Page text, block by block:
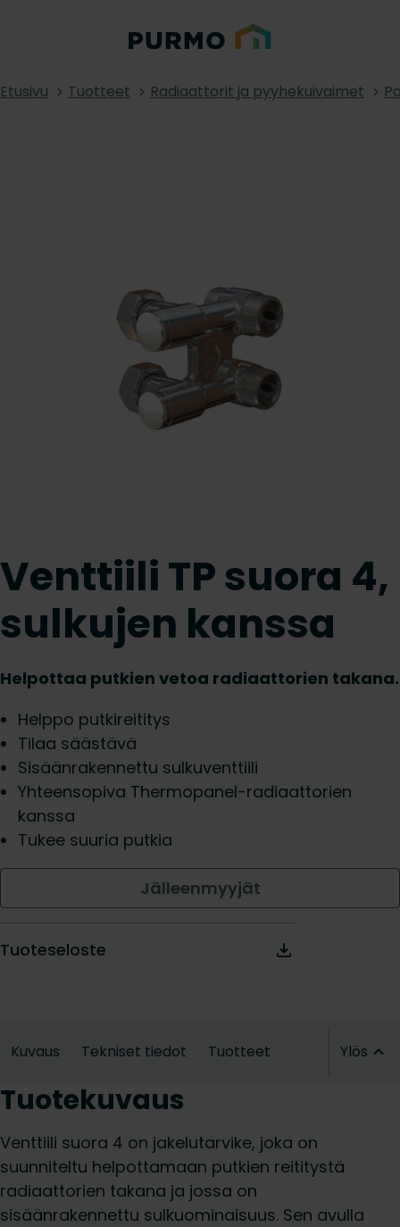
Etusivu Tuotteet Radiaattorit ja pyyhekuivaimet
Venttiili TP suora 4,
sulkujen kanssa
Helpottaa putkien vetoa radiaattorien takana.
Helppo putkireititys
Tilaa säästävä
Sisäänrakennettu sulkuventtiili
Yhteensopiva Thermopanel-radiaattorien
kanssa
Tukee suuria putkia
Jälleenmyyjät
Tuoteseloste
Kuvaus Tekniset tiedot Tuotteet Ylös
Tuotekuvaus
Venttiili suora 4 on jakelutarvike, joka on
suunniteltu helpottamaan putkien reititystä
radiaattorien takana ja jossa on
sisäänrakennettu sulkuominaisuus. Sen avulla